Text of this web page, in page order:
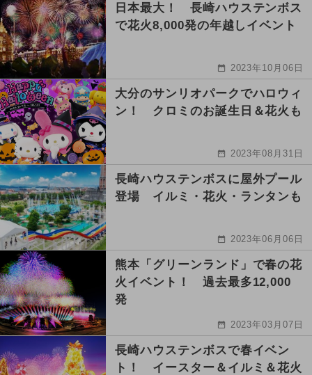
日本最大！ 長崎ハウステンボス
で花火8,000発の年越しイベント
2023年10月06日
大分のサンリオパークでハロウィ
ン！ クロミのお誕生日＆花火も
2023年08月31日
長崎ハウステンボスに屋外プール
登場 イルミ・花火・ランタンも
2023年06月06日
熊本「グリーンランド」で春の花
火イベント！ 過去最多12,000
発
2023年03月07日
長崎ハウステンボスで春イベン
ト！ イースター＆イルミ＆花火